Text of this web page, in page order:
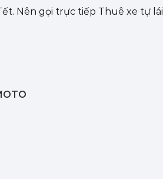
Nên gọi trực tiếp Thuê xe tự lái